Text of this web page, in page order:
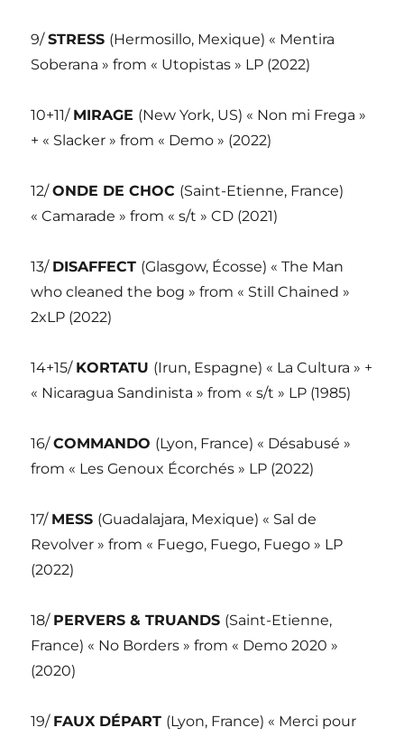
9/STRESS (Hermosillo, Mexique) « Mentira
Soberana » from « Utopistas » LP (2022)
10+11/ MIRAGE (New York, US) « Non mi Frega »
+ « Slacker » from « Demo » (2022)
12/ONDE DE CHOC (Saint-Etienne, France)
« Camarade » from « s/t » CD (2021)
13/ DISAFFECT (Glasgow, Écosse) « The Man
who cleaned the bog » from « Still Chained »
2xLP (2022)
14+15/ KORTATU (Irun, Espagne) « La Cultura » +
« Nicaragua Sandinista » from « s/t » LP (1985)
16/COMMANDO (Lyon, France) « Désabusé »
from « Les Genoux Écorchés » LP (2022)
17/ MESS (Guadalajara, Mexique) « Sal de
Revolver » from « Fuego, Fuego, Fuego » LP
(2022)
18/ PERVERS & TRUANDS (Saint-Etienne,
France) « No Borders » from « Demo 2020 »
(2020)
19/ FAUX DÉPART (Lyon, France) « Merci pour